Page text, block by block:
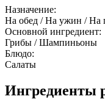
Назначение:
На обед / На ужин / На
Основной ингредиент:
Грибы / Шампиньоны
Блюдо:
Салаты
Ингредиенты